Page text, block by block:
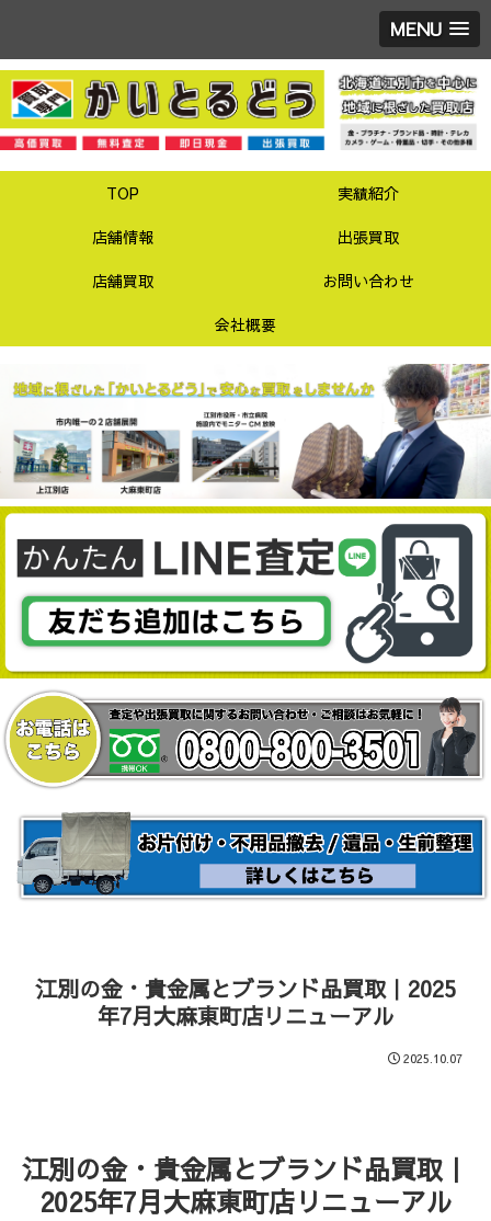
MENU
TOP
実績紹介
店舗情報
出張買取
店舗買取
お問い合わせ
会社概要
江別の金・貴金属とブランド品買取｜2025
年7月大麻東町店リニューアル
2025.10.07
江別の金・貴金属とブランド品買取｜
2025年7月大麻東町店リニューアル